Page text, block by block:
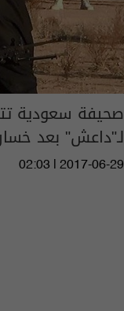
صحيفة سعودية
لـ"داعش" بعد
02:03 | 2017-06-29